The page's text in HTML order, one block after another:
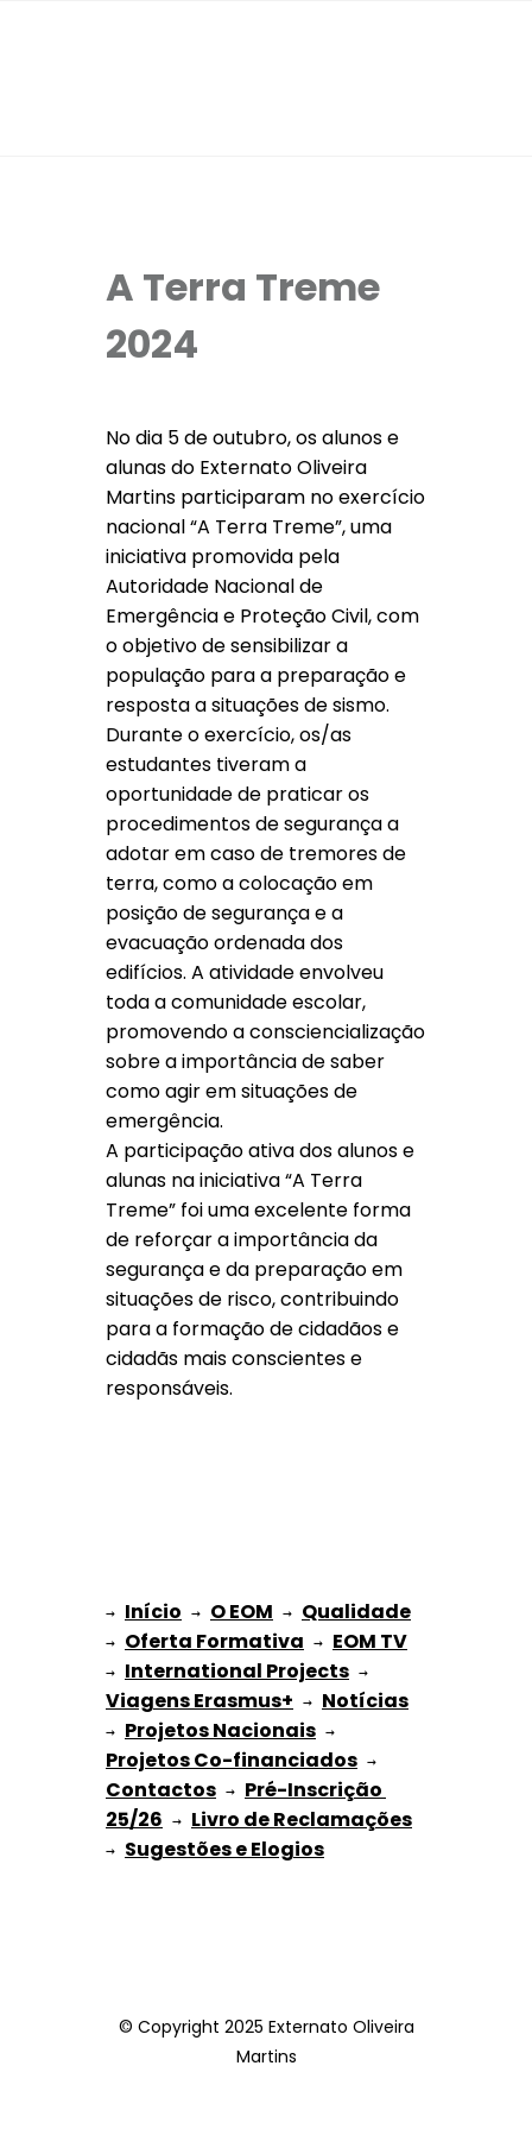
A Terra Treme
2024
No dia 5 de outubro, os alunos e
alunas do Externato Oliveira
Martins participaram no exercício
nacional “A Terra Treme”, uma
iniciativa promovida pela
Autoridade Nacional de
Emergência e Proteção Civil, com
o objetivo de sensibilizar a
população para a preparação e
resposta a situações de sismo.
Durante o exercício, os/as
estudantes tiveram a
oportunidade de praticar os
procedimentos de segurança a
adotar em caso de tremores de
terra, como a colocação em
posição de segurança e a
evacuação ordenada dos
edifícios. A atividade envolveu
toda a comunidade escolar,
promovendo a consciencialização
sobre a importância de saber
como agir em situações de
emergência.
A participação ativa dos alunos e
alunas na iniciativa “A Terra
Treme” foi uma excelente forma
de reforçar a importância da
segurança e da preparação em
situações de risco, contribuindo
para a formação de cidadãos e
cidadãs mais conscientes e
responsáveis.
→ Início → O EOM → Qualidade
→ Oferta Formativa → EOM TV
→ International Projects
Viagens Erasmus+ → Notícias
→ Projetos Nacionais
Projetos Co-financiados
Contactos → Pré-Inscrição
25/26 → Livro de Reclamações
→ Sugestões e Elogios
© Copyright 2025 Externato Oliveira
Martins